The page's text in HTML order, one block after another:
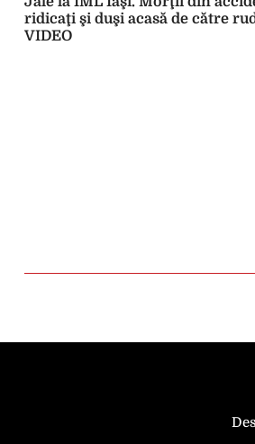
ridicaţi şi duşi acasă de către
VIDEO